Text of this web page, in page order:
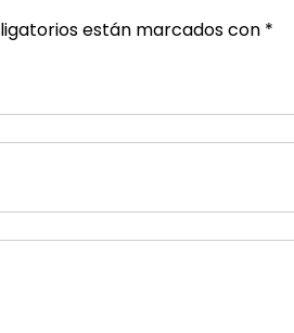
están marcados con *